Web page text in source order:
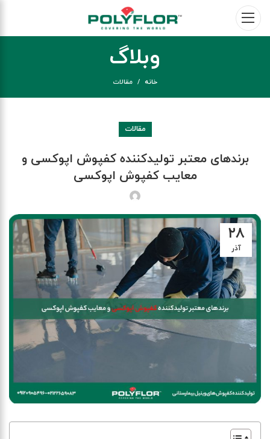
وبلاگ
خانه مقالات
مقالات
برندهای معتبر تولیدکننده کفپوش اپوکسی و
معایب کفپوش اپوکسی
۲۸
آذر